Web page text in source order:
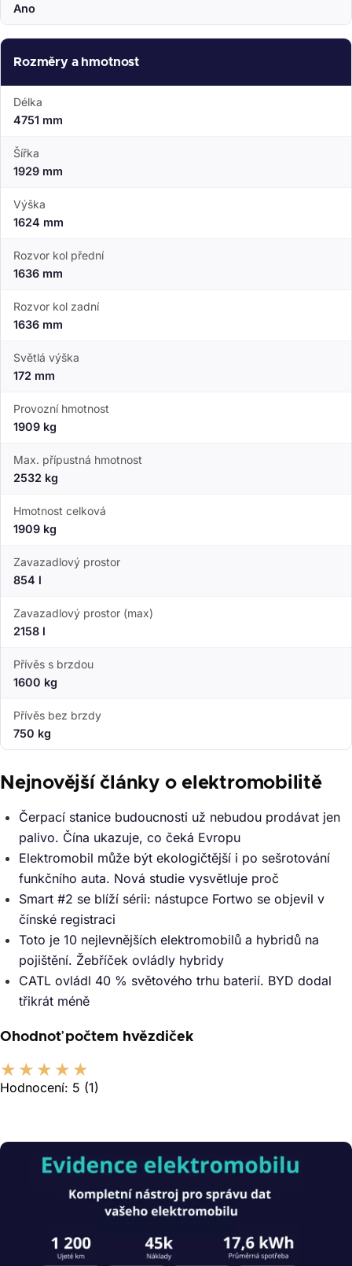
Ano
Rozměry a hmotnost
Délka
4751 mm
Šířka
1929 mm
Výška
1624 mm
Rozvor kol přední
1636 mm
Rozvor kol zadní
1636 mm
Světlá výška
172 mm
Provozní hmotnost
1909 kg
Max. přípustná hmotnost
2532 kg
Hmotnost celková
1909 kg
Zavazadlový prostor
854 l
Zavazadlový prostor (max)
2158 l
Přívěs s brzdou
1600 kg
Přívěs bez brzdy
750 kg
Nejnovější články o elektromobilitě
Čerpací stanice budoucnosti už nebudou prodávat jen
palivo. Čína ukazuje, co čeká Evropu
Elektromobil může být ekologičtější i po sešrotování
funkčního auta. Nová studie vysvětluje proč
Smart #2 se blíží sérii: nástupce Fortwo se objevil v
čínské registraci
Toto je 10 nejlevnějších elektromobilů a hybridů na
pojištění. Žebříček ovládly hybridy
CATL ovládl 40 % světového trhu baterií. BYD dodal
třikrát méně
Ohodnoť počtem hvězdiček
Hodnocení: 5 (1)
Obrázek